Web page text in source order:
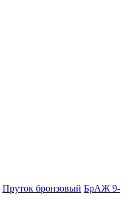
Пруток бронзовый БрАЖ 9-